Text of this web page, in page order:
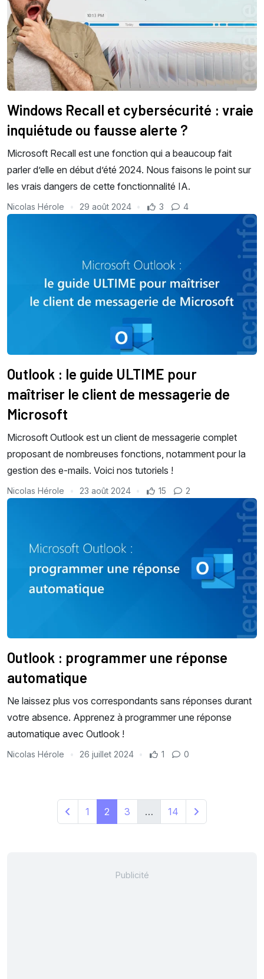
Windows Recall et cybersécurité : vraie
inquiétude ou fausse alerte ?
Microsoft Recall est une fonction qui a beaucoup fait
parler d’elle en début d’été 2024. Nous faisons le point sur
les vrais dangers de cette fonctionnalité IA.
Nicolas Hérole 29 août 2024 3 4
Outlook : le guide ULTIME pour
maîtriser le client de messagerie de
Microsoft
Microsoft Outlook est un client de messagerie complet
proposant de nombreuses fonctions, notamment pour la
gestion des e-mails. Voici nos tutoriels !
Nicolas Hérole 23 août 2024 15 2
Outlook : programmer une réponse
automatique
Ne laissez plus vos correspondants sans réponses durant
votre absence. Apprenez à programmer une réponse
automatique avec Outlook !
Nicolas Hérole 26 juillet 2024 1 0
1 2 3 … 14